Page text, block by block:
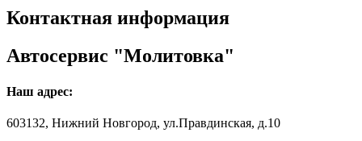
Контактная информация
Автосервис "Молитовка"
Наш адрес:
603132, Нижний Новгород, ул.Правдинская, д.10